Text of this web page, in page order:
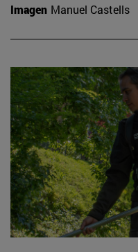
Imagen Manuel Castells